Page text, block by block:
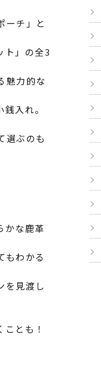
ーチ」と
ト」の全3
魅力的な
入れ。
選ぶのも
かな鹿革
もわかる
を見渡し
とも！